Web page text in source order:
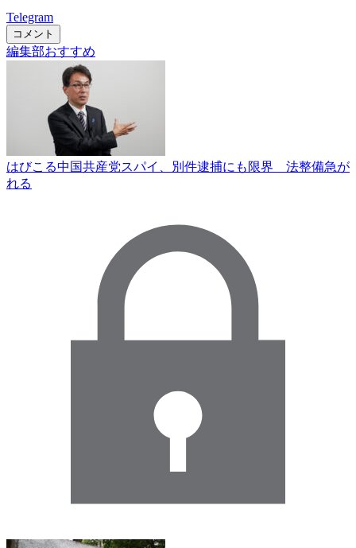
Telegram
コメント
編集部おすすめ
はびこる中国共産党スパイ、別件逮捕にも限界 法整備急が
れる